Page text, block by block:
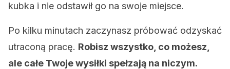
kubka i nie odstawił go na swoje miejsce.
Po kilku minutach zaczynasz próbować odzyskać
utraconą pracę. Robisz wszystko, co możesz,
ale całe Twoje wysiłki spełzają na niczym.